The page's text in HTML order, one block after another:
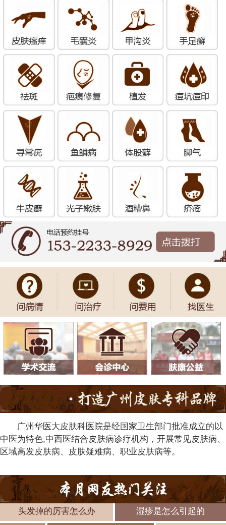
广州华医大皮肤科医院是经国家卫生部门批准成立的以
中医为特色,中西医结合皮肤病诊疗机构，开展常见皮肤病、
区域高发皮肤病、皮肤疑难病、职业皮肤病等。
头发掉的厉害怎么办 湿疹是怎么引起的